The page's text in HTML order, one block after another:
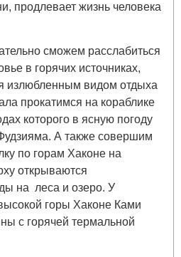
продлевает жизнь человека
сможем расслабиться
в горячих источниках,
излюбленным видом отдыха
прокатимся на кораблике
которого в ясную погоду
А также совершим
по горам Хаконе на
открываются
на леса и озеро. У
горы Хаконе Ками
с горячей термальной